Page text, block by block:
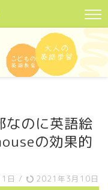
なのに英語絵
の効果的
日 / 2021年3月10日